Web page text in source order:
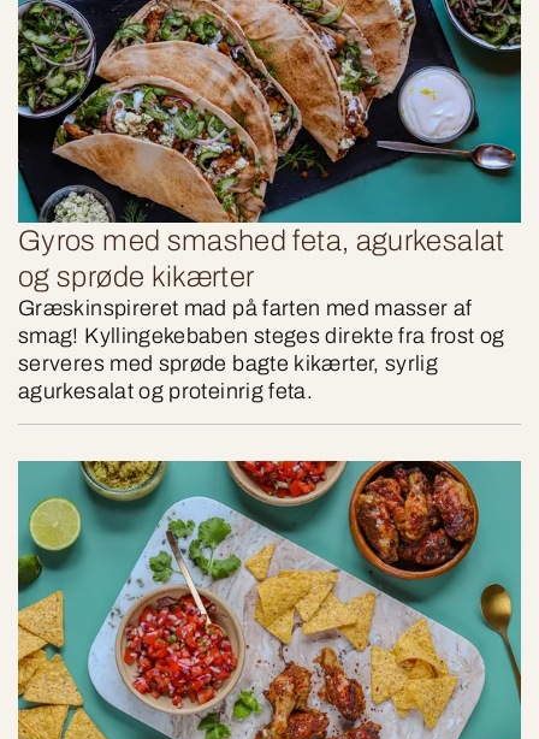
Gyros med smashed feta, agurkesalat
og sprøde kikærter
Græskinspireret mad på farten med masser af
smag! Kyllingekebaben steges direkte fra frost og
serveres med sprøde bagte kikærter, syrlig
agurkesalat og proteinrig feta.